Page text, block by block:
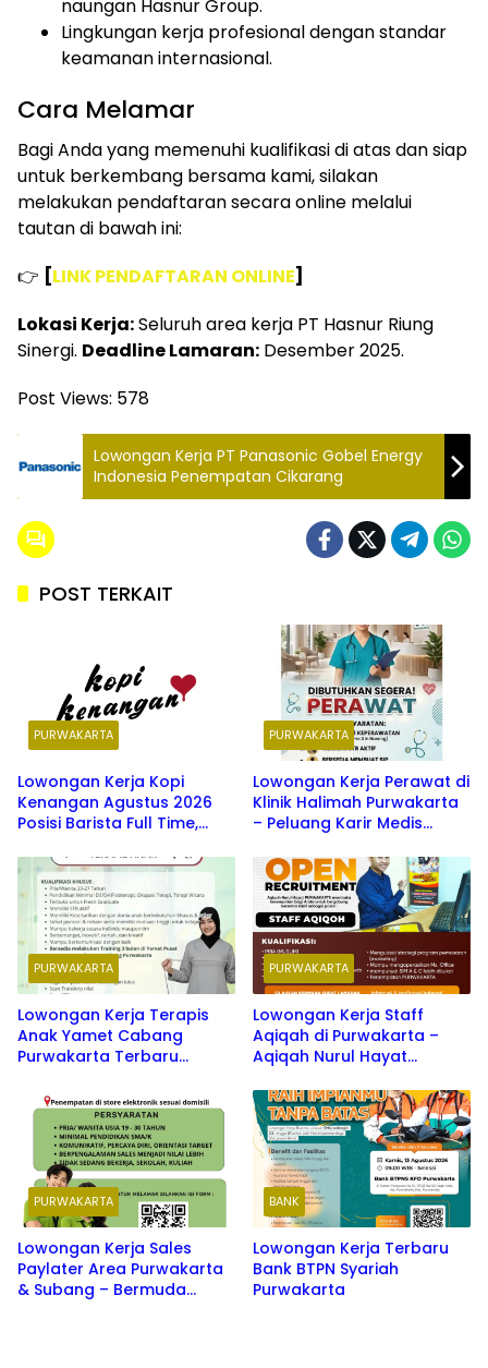
naungan Hasnur Group.
Lingkungan kerja profesional dengan standar
keamanan internasional.
Cara Melamar
Bagi Anda yang memenuhi kualifikasi di atas dan siap
untuk berkembang bersama kami, silakan
melakukan pendaftaran secara online melalui
tautan di bawah ini:
👉 [LINK PENDAFTARAN ONLINE]
Lokasi Kerja:Seluruh area kerja PT Hasnur Riung
Sinergi. Deadline Lamaran: Desember 2025.
Post Views: 578
Lowongan Kerja PT Panasonic Gobel Energy
Indonesia Penempatan Cikarang
POST TERKAIT
PURWAKARTA
Lowongan Kerja Kopi
Kenangan Agustus 2026
Posisi Barista Full Time,
dan Daftar Kota
Penempatannya
PURWAKARTA
Lowongan Kerja Perawat di
Klinik Halimah Purwakarta
– Peluang Karir Medis
PURWAKARTA
Lowongan Kerja Terapis
Anak Yamet Cabang
Purwakarta Terbaru
PURWAKARTA
Lowongan Kerja Staff
Aqiqah di Purwakarta –
Aqiqah Nurul Hayat
PURWAKARTA
Lowongan Kerja Sales
Paylater Area Purwakarta
& Subang – Bermuda
BANK
Lowongan Kerja Terbaru
Bank BTPN Syariah
Purwakarta